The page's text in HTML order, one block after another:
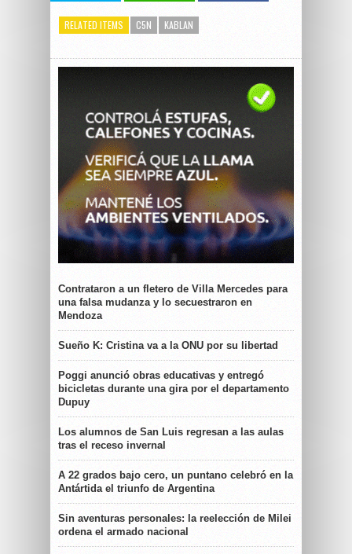
RELATED ITEMS C5N KABLAN
Contrataron a un fletero de Villa Mercedes para
una falsa mudanza y lo secuestraron en
Mendoza
Sueño K: Cristina va a la ONU por su libertad
Poggi anunció obras educativas y entregó
bicicletas durante una gira por el departamento
Dupuy
Los alumnos de San Luis regresan a las aulas
tras el receso invernal
A 22 grados bajo cero, un puntano celebró en la
Antártida el triunfo de Argentina
Sin aventuras personales: la reelección de Milei
ordena el armado nacional